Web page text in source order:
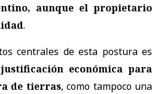
aunque el propietario
.
centrales de esta postura es
económica para
de tierras, como tampoco una